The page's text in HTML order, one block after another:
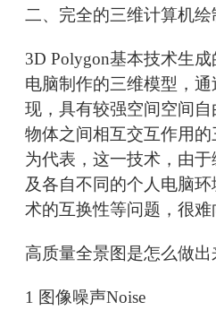
二、完全的三维计算机
3D Polygon基本技术生
电脑制作的三维模型，
现，具有较强空间空间
物体之间相互交互作用
为代表，这一技术，由
及各自不同的个人电脑
术的互换性等问题，很难
高质量全景图是怎么做出
1 图像噪声Noise